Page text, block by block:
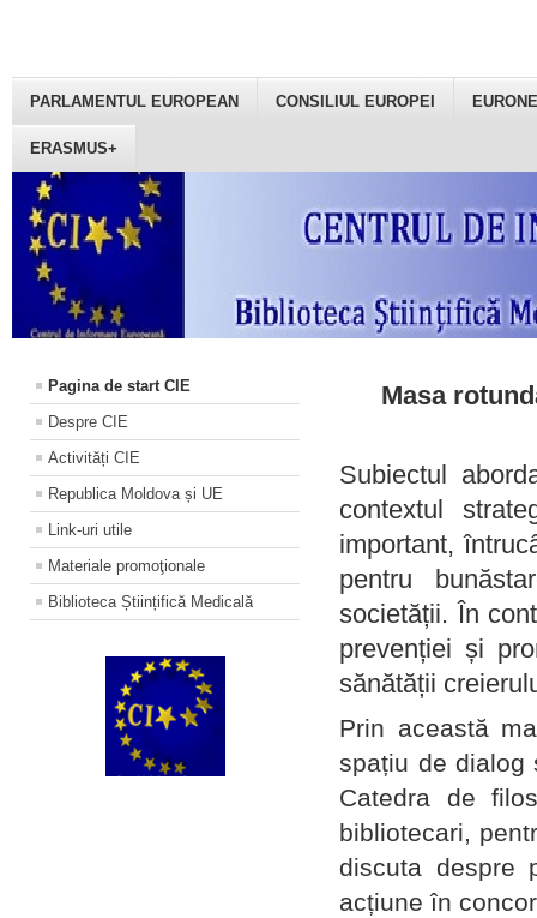
PARLAMENTUL EUROPEAN CONSILIUL EUROPEI
ERASMUS+
Pagina de start CIE
Despre CIE
Activități CIE
Republica Moldova și UE
Link-uri utile
Materiale promoţionale
Biblioteca Științifică Medicală
Masa
Subiectul
contextul
important,
pentru
societății. În
prevenției și
sănătății
Prin această
spațiu de dialog
Catedra de
bibliotecari,
discuta despre
acțiune în